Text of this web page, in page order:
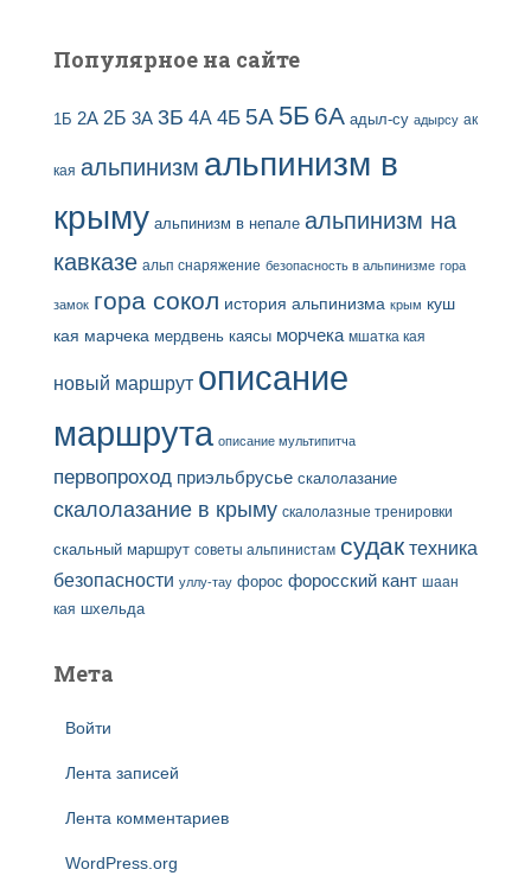
Популярное на сайте
1Б 2А 2Б 3А 3Б 4А 4Б 5А 5Б 6А адыл-су адырсу ак
кая альпинизм альпинизм в
крыму альпинизм в непале альпинизм на
кавказе альп снаряжение безопасность в альпинизме гора
замок гора сокол история альпинизма крым куш
кая марчека мердвень каясы морчека мшатка кая
новый маршрут описание
маршрута описание мультипитча
первопроход приэльбрусье скалолазание
скалолазание в крыму скалолазные тренировки
скальный маршрут советы альпинистам судак техника
безопасности уллу-тау форос форосский кант шаан
кая шхельда
Мета
Войти
Лента записей
Лента комментариев
WordPress.org